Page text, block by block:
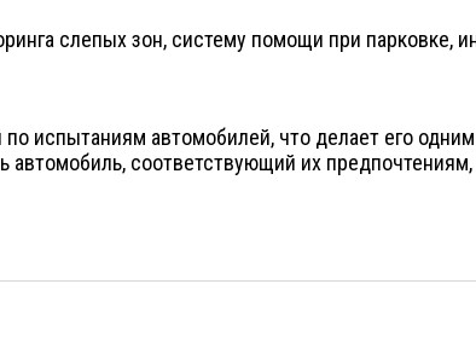
слепых зон, систему помощи при парковке,
испытаниям автомобилей, что делает его
соответствующий их